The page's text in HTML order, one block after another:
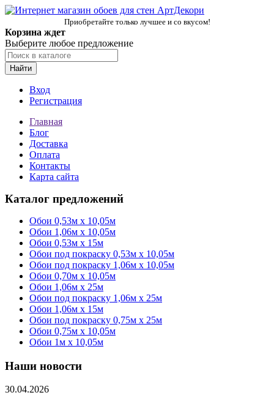
Приобретайте только лучшее и со вкусом!
Корзина ждет
Выберите любое предложение
Найти
Вход
Регистрация
Главная
Блог
Доставка
Оплата
Контакты
Карта сайта
Каталог предложений
Обои 0,53м x 10,05м
Обои 1,06м х 10,05м
Обои 0,53м x 15м
Обои под покраску 0,53м x 10,05м
Обои под покраску 1,06м х 10,05м
Обои 0,70м x 10,05м
Обои 1,06м x 25м
Обои под покраску 1,06м x 25м
Обои 1,06м x 15м
Обои под покраску 0,75м x 25м
Обои 0,75м x 10,05м
Обои 1м х 10,05м
Наши новости
30.04.2026